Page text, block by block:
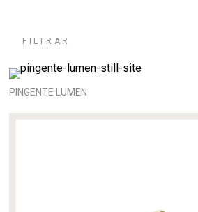
FILTRAR
PINGENTE LUMEN